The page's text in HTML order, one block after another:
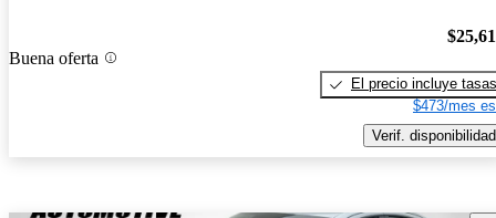
Buena oferta
El precio incluye tasas
$473/mes
Verif. disponibilidad